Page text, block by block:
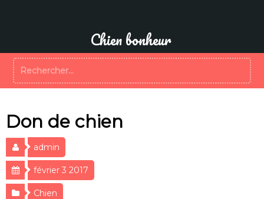
Chien bonheur
Don de chien
admin
février 3 2017
Chien
Rechercher :